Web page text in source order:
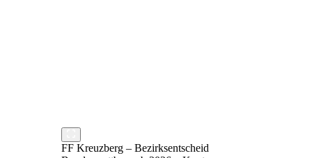
FF Kreuzberg – Bezirksentscheid